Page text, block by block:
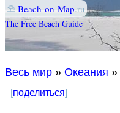
⛱ Beach-on-Map.ru
The Free Beach Guide
Весь мир » Океания »
[поделиться]